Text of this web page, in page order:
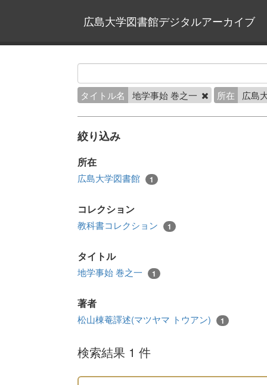
広島大学図書館デジタルアーカイブ
タイトル名 地学事始 巻之一 所在 広島
絞り込み
所在
広島大学図書館 1
コレクション
教科書コレクション 1
タイトル
地学事始 巻之一 1
著者
松山棟菴譯述(マツヤマ トウアン) 1
検索結果 1 件